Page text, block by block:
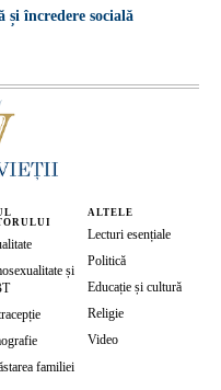
încredere socială
și
familiei
ALTELE
Lecturi esențiale
Politică
Educație și cultură
Religie
Video